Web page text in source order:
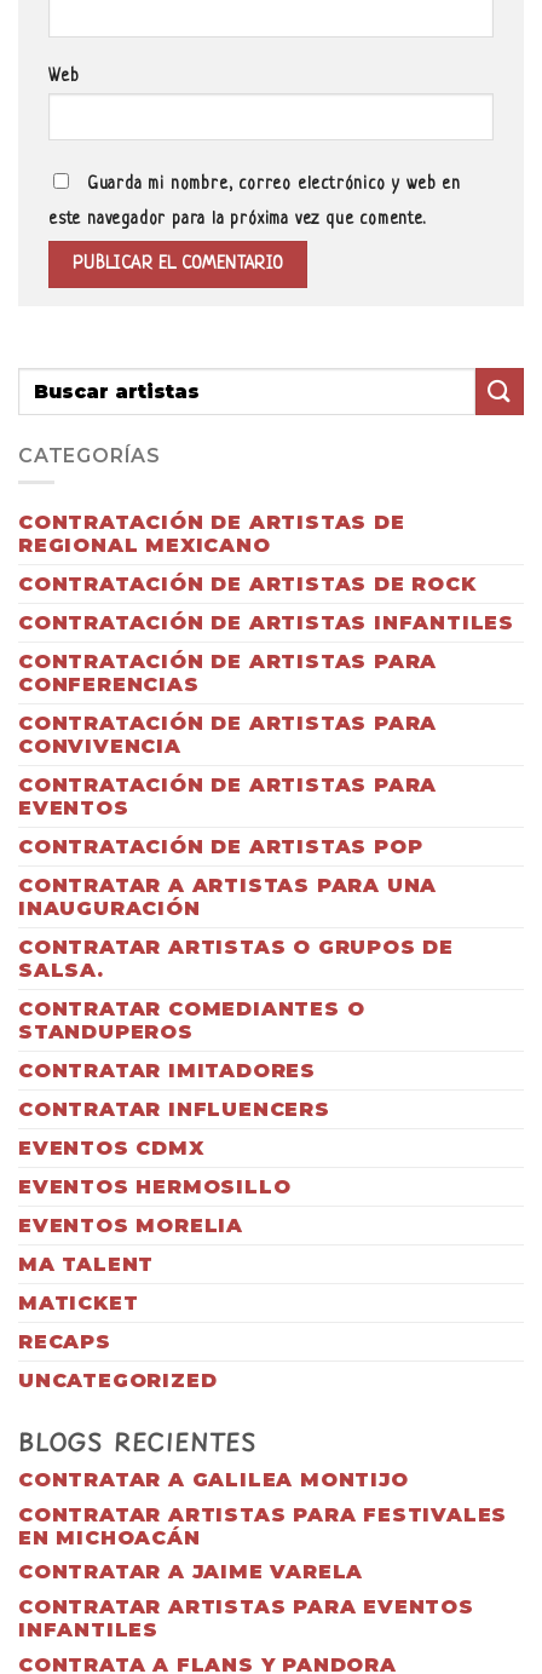
Web
Guarda mi nombre, correo electrónico y web en
este navegador para la próxima vez que comente.
CATEGORÍAS
CONTRATACIÓN DE ARTISTAS DE
REGIONAL MEXICANO
CONTRATACIÓN DE ARTISTAS DE ROCK
CONTRATACIÓN DE ARTISTAS INFANTILES
CONTRATACIÓN DE ARTISTAS PARA
CONFERENCIAS
CONTRATACIÓN DE ARTISTAS PARA
CONVIVENCIA
CONTRATACIÓN DE ARTISTAS PARA
EVENTOS
CONTRATACIÓN DE ARTISTAS POP
CONTRATAR A ARTISTAS PARA UNA
INAUGURACIÓN
CONTRATAR ARTISTAS O GRUPOS DE
SALSA.
CONTRATAR COMEDIANTES O
STANDUPEROS
CONTRATAR IMITADORES
CONTRATAR INFLUENCERS
EVENTOS CDMX
EVENTOS HERMOSILLO
EVENTOS MORELIA
MA TALENT
MATICKET
RECAPS
UNCATEGORIZED
BLOGS RECIENTES
CONTRATAR A GALILEA MONTIJO
CONTRATAR ARTISTAS PARA FESTIVALES
EN MICHOACÁN
CONTRATAR A JAIME VARELA
CONTRATAR ARTISTAS PARA EVENTOS
INFANTILES
CONTRATA A FLANS Y PANDORA